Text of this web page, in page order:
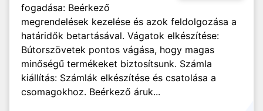
fogadása: Beérkező
megrendelések kezelése és azok feldolgozása a
határidők betartásával. Vágatok elkészítése:
Bútorszövetek pontos vágása, hogy magas
minőségű termékeket biztosítsunk. Számla
kiállítás: Számlák elkészítése és csatolása a
csomagokhoz. Beérkező áruk...